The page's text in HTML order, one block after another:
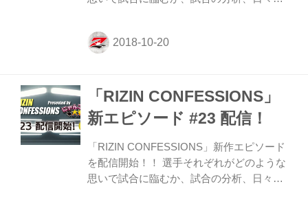
人間性など日常生活に密着しながら、それ
ぞれが話す “CONFESSIONS（告白）” に
いたまスーパーアリーナで開催された
『RIZIN.13』の舞台裏に密着。出場した選
手たちを追いかける。 今回は、ジェイク・
ヒューン選手、イリー・プロハースカ選
手、ミルコ・クロコップ選手、ロッキー・
マルティネス選手、ディエゴ・ブランダオ
「RIZIN CONFESSIONS」
新エピソード #23 配信！
「RIZIN CONFESSIONS」新作エピソード
を配信開始！！ 選手それぞれがどのような
思いで試合に臨むか、試合の分析、日々の